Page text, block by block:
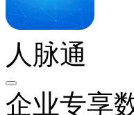
人脉通
企业专享